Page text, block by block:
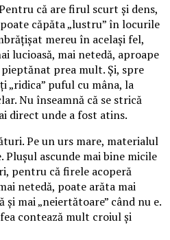
că are firul scurt și dens,
căpăta „lustru” în locurile
mereu în același fel,
lucioasă, mai netedă, aproape
prea mult. Și, spre
„ridica” puful cu mâna, la
Nu înseamnă că se strică
direct unde a fost atins.
Pe un urs mare, materialul
ascunde mai bine micile
pentru că firele acoperă
netedă, poate arăta mai
și mai „neiertătoare” când nu e.
contează mult croiul și